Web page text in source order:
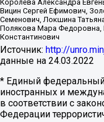
Королева Александра
Вицин Сергей Ефимович,
Семенович, Локшина
Полякова Мара Федоровна,
Константинович
Источник: http://
данные на 24.03.2022
* Единый федеральный
иностранных и
в соответствии с
Федерации